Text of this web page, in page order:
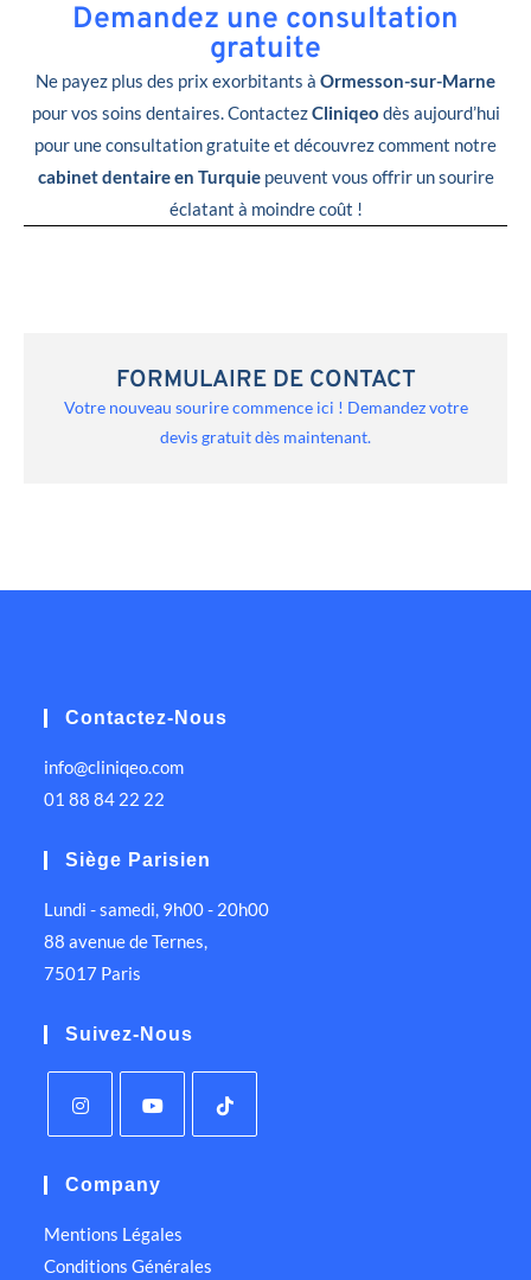
Demandez une consultation
gratuite
Ne payez plus des prix exorbitants à Ormesson-sur-Marne
pour vos soins dentaires. ContactezCliniqeo dès aujourd’hui
pour une consultation gratuite et découvrez comment notre
cabinet dentaire en Turquiepeuvent vous offrir un sourire
éclatant à moindre coût !
FORMULAIRE DE CONTACT
Votre nouveau sourire commence ici ! Demandez votre
devis gratuit dès maintenant.
Contactez-Nous
info@cliniqeo.com
01 88 84 22 22
Siège Parisien
Lundi - samedi, 9h00 - 20h00
88 avenue de Ternes,
75017 Paris
Suivez-Nous
Company
Mentions Légales
Conditions Générales